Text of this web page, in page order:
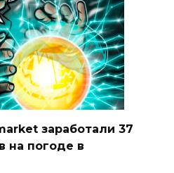
заработали 37
на погоде в